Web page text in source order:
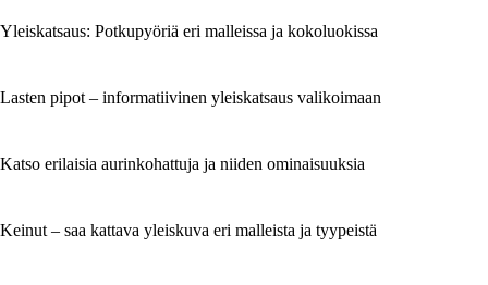
Yleiskatsaus: Potkupyöriä eri malleissa ja kokoluokissa
Lasten pipot – informatiivinen yleiskatsaus valikoimaan
Katso erilaisia aurinkohattuja ja niiden ominaisuuksia
Keinut – saa kattava yleiskuva eri malleista ja tyypeistä